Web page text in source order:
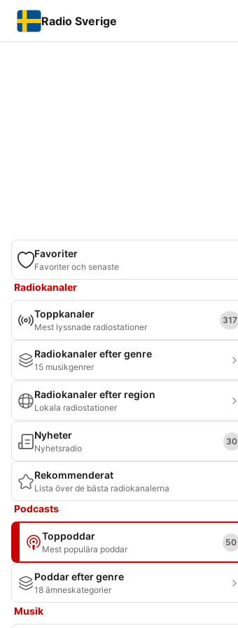
Radio Sverige
Favoriter
Favoriter och senaste
Radiokanaler
Toppkanaler
Mest lyssnade radiostationer
317
Radiokanaler efter genre
15 musikgenrer
Radiokanaler efter region
Lokala radiostationer
Nyheter
Nyhetsradio
30
Rekommenderat
Lista över de bästa radiokanalerna
Podcasts
Toppoddar
Mest populära poddar
50
Poddar efter genre
18 ämneskategorier
Musik